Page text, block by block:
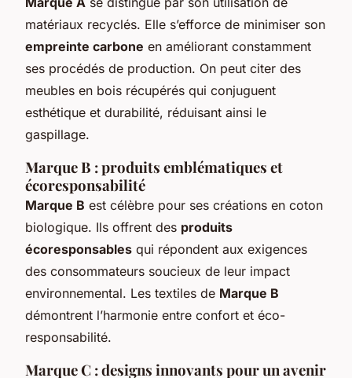
matériaux recyclés. Elle s’efforce de minimiser son
empreinte carbone en améliorant constamment
ses procédés de production. On peut citer des
meubles en bois récupérés qui conjuguent
esthétique et durabilité, réduisant ainsi le
gaspillage.
Marque B : produits emblématiques et
écoresponsabilité
Marque B est célèbre pour ses créations en coton
biologique. Ils offrent des produits
écoresponsables qui répondent aux exigences
des consommateurs soucieux de leur impact
environnemental. Les textiles de Marque B
démontrent l’harmonie entre confort et éco-
responsabilité.
Marque C : designs innovants pour un avenir